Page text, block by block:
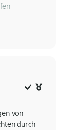
von
durch